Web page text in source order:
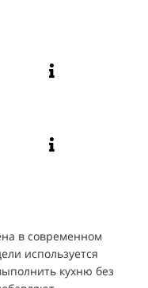
в современном
используется
кухню без